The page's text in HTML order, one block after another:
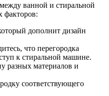
ванной и стиральной
факторов:
дополнит дизайн
что перегородка
к стиральной машине.
разных материалов и
соответствующего